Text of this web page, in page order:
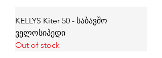
KELLYS Kiter 50 - საბავშო
ველოსიპედი
Out of stock